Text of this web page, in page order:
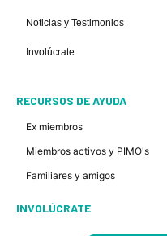
Noticias y Testimonios
Involúcrate
RECURSOS DE AYUDA
Ex miembros
Miembros activos y PIMO's
Familiares y amigos
INVOLÚCRATE